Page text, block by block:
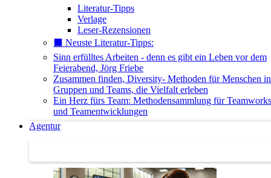
Literatur-Tipps
Verlage
Leser-Rezensionen
⬛️ Neuste Literatur-Tipps:
Sinn erfülltes Arbeiten - denn es gibt ein Leben vor dem
Feierabend, Jörg Friebe
Zusammen finden, Diversity- Methoden für Menschen in
Gruppen und Teams, die Vielfalt erleben
Ein Herz fürs Team: Methodensammlung für
und Teamentwicklungen
Agentur